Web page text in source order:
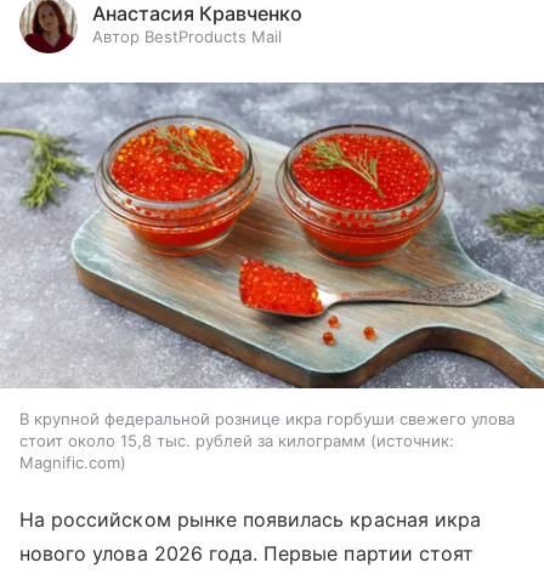
Анастасия Кравченко
Автор BestProducts Mail
В крупной федеральной рознице икра горбуши свежего улова
стоит около 15,8 тыс. рублей за килограмм
источник:
Magnific.com
На российском рынке появилась красная икра
нового улова 2026 года. Первые партии стоят